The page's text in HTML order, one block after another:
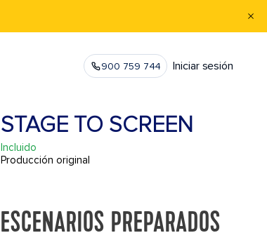
900 759 744 Iniciar sesión
STAGE TO SCREEN
Incluido
Producción original
ESCENARIOS PREPARADOS